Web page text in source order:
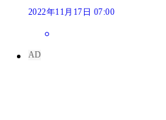
2022年11月17日 07:00